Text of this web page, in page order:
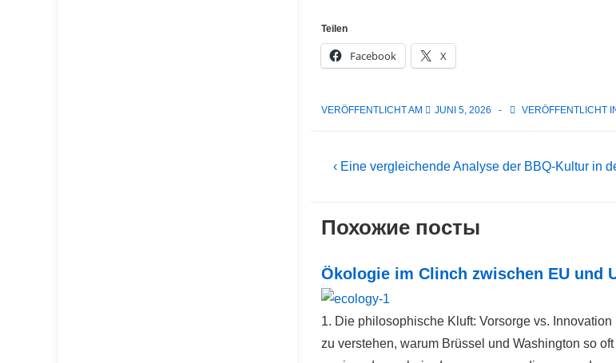
Teilen
Facebook X
VERÖFFENTLICHT AM JUNI 5, 2026 VERÖFFENTLICHT
Beitragsnavigation
Vorheriger
‹ Eine vergleichende Analyse der BBQ-Kultur in
Похожие посты
Ökologie im Clinch zwischen EU und
1. Die philosophische Kluft: Vorsorge vs. Innovation
zu verstehen, warum Brüssel und Washington so oft